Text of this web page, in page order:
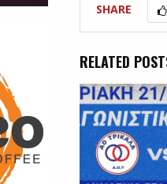
SHARE
RELATED